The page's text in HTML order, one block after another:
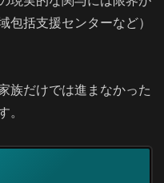
包括支援センターなど）
族だけでは進まなかった
。